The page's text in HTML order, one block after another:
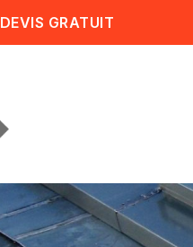
GRATUIT